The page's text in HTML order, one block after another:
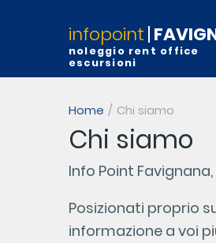
infopoint
noleggio rent office
escursioni
Home Chi siamo
Chi siamo
Info Point
Posizionati proprio
informazione a voi